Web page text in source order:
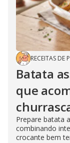
RECEITAS DE
Batata
que
Prepare batata
combinando
crocante bem